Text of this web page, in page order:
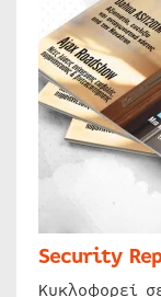
Security
Κυκλοφορεί